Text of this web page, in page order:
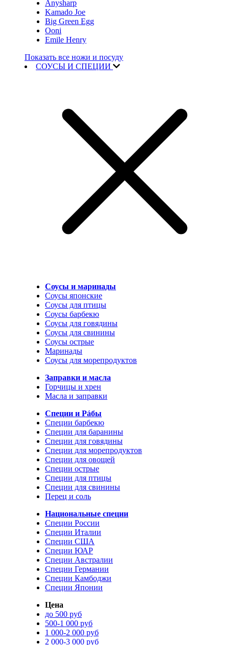
Anysharp
Kamado Joe
Big Green Egg
Ooni
Emile Henry
Показать все ножи и посуду
СОУСЫ И СПЕЦИИ
Соусы и маринады
Соусы японские
Соусы для птицы
Соусы барбекю
Соусы для говядины
Соусы для свинины
Соусы острые
Маринады
Соусы для морепродуктов
Заправки и масла
Горчицы и хрен
Масла и заправки
Специи и Рáбы
Специи барбекю
Специи для баранины
Специи для говядины
Специи для морепродуктов
Специи для овощей
Специи острые
Специи для птицы
Специи для свинины
Перец и соль
Национальные специи
Специи России
Специи Италии
Специи США
Специи ЮАР
Специи Австралии
Специи Германии
Специи Камбоджи
Специи Японии
Цена
до 500 руб
500-1 000 руб
1 000-2 000 руб
2 000-3 000 руб